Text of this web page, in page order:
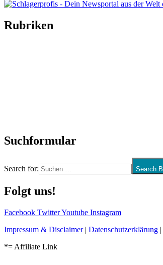
Rubriken
Suchformular
Search for: Search
Folgt uns!
Facebook TwitterYoutube Instagram
Impressum & Disclaimer| Datenschutzerklärung |
*= Affiliate Link